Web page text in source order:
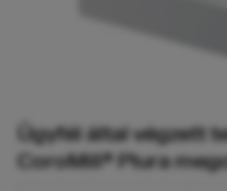
Ügyfél által végzett
CoroMill® Plura